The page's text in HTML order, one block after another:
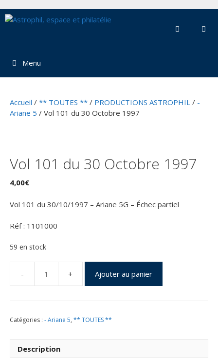
au
Menu
Accueil / ** TOUTES ** / PRODUCTIONS ASTROPHIL / -
Ariane 5 / Vol 101 du 30 Octobre 1997
Vol 101 du 30 Octobre 1997
4,00€
Vol 101 du 30/10/1997 – Ariane 5G – Échec partiel
Réf : 1101000
59 en stock
quantité
de
Vol
du
Ajouter au panier
Catégories : - Ariane 5, ** TOUTES **
Description